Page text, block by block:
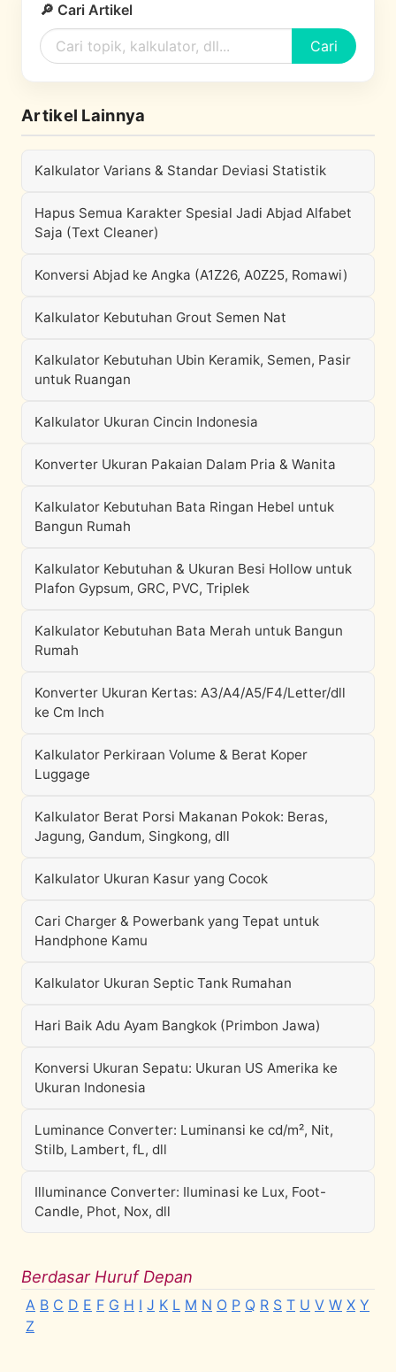
🔎 Cari Artikel
Cari
Artikel Lainnya
Kalkulator Varians & Standar Deviasi Statistik
Hapus Semua Karakter Spesial Jadi Abjad Alfabet
Saja (Text Cleaner)
Konversi Abjad ke Angka (A1Z26, A0Z25, Romawi)
Kalkulator Kebutuhan Grout Semen Nat
Kalkulator Kebutuhan Ubin Keramik, Semen, Pasir
untuk Ruangan
Kalkulator Ukuran Cincin Indonesia
Konverter Ukuran Pakaian Dalam Pria & Wanita
Kalkulator Kebutuhan Bata Ringan Hebel untuk
Bangun Rumah
Kalkulator Kebutuhan & Ukuran Besi Hollow untuk
Plafon Gypsum, GRC, PVC, Triplek
Kalkulator Kebutuhan Bata Merah untuk Bangun
Rumah
Konverter Ukuran Kertas: A3/A4/A5/F4/Letter/dll
ke Cm Inch
Kalkulator Perkiraan Volume & Berat Koper
Luggage
Kalkulator Berat Porsi Makanan Pokok: Beras,
Jagung, Gandum, Singkong, dll
Kalkulator Ukuran Kasur yang Cocok
Cari Charger & Powerbank yang Tepat untuk
Handphone Kamu
Kalkulator Ukuran Septic Tank Rumahan
Hari Baik Adu Ayam Bangkok (Primbon Jawa)
Konversi Ukuran Sepatu: Ukuran US Amerika ke
Ukuran Indonesia
Luminance Converter: Luminansi ke cd/m², Nit,
Stilb, Lambert, fL, dll
Illuminance Converter: Iluminasi ke Lux, Foot-
Candle, Phot, Nox, dll
Berdasar Huruf Depan
A B C D E F G H I J K L M N O P Q R S T U V W X Y
Z